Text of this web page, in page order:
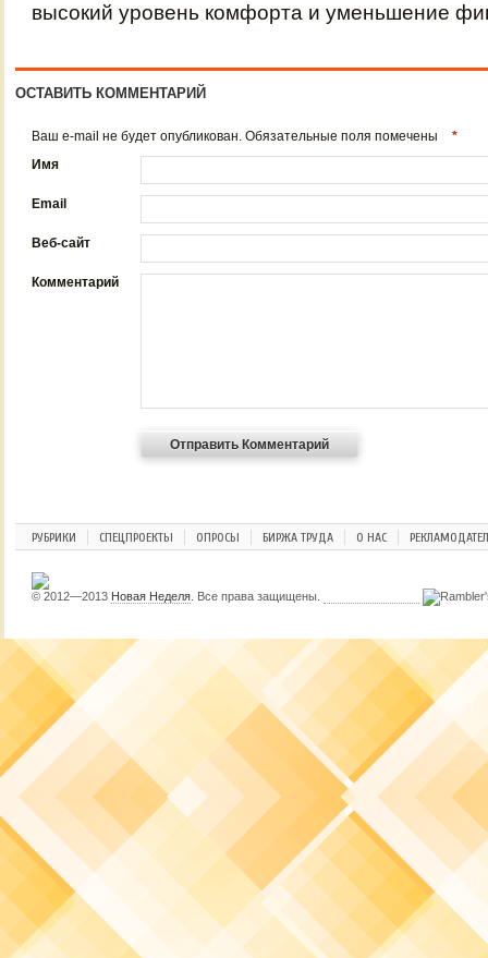
высокий уровень комфорта и уменьшение
ОСТАВИТЬ КОММЕНТАРИЙ
Ваш e-mail не будет опубликован. Обязательные поля помечены
*
Имя
Email
Веб-сайт
Комментарий
РУБРИКИ СПЕЦПРОЕКТЫ ОПРОСЫ БИРЖА ТРУДА О НАС
© 2012—2013 Новая Неделя . Все права защищены.